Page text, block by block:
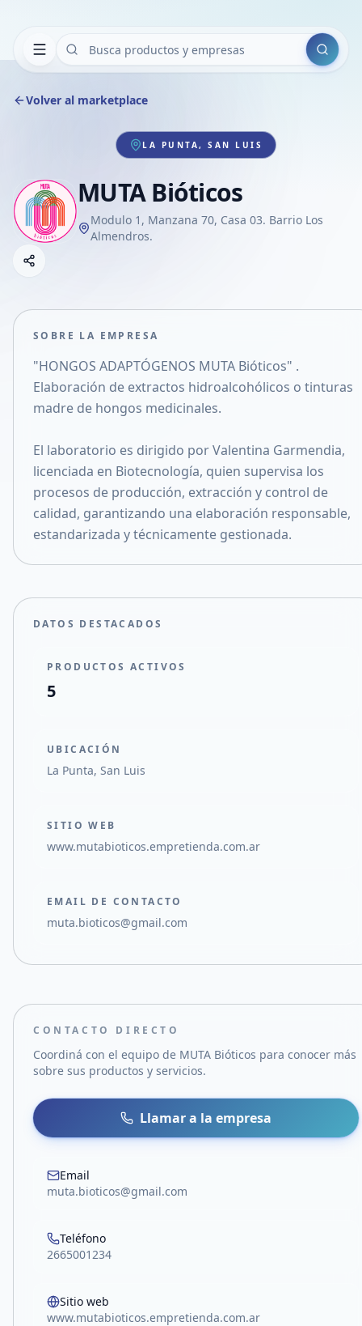
Buscar
Volver al marketplace
LA PUNTA, SAN LUIS
MUTA Bióticos
Modulo 1, Manzana 70, Casa 03. Barrio Los
Almendros.
Compartir empresa
Compartir en X
SOBRE LA EMPRESA
"HONGOS ADAPTÓGENOS MUTA Bióticos" .
Elaboración de extractos hidroalcohólicos o tinturas
madre de hongos medicinales.
El laboratorio es dirigido por Valentina Garmendia,
licenciada en Biotecnología, quien supervisa los
procesos de producción, extracción y control de
calidad, garantizando una elaboración responsable,
estandarizada y técnicamente gestionada.
DATOS DESTACADOS
PRODUCTOS ACTIVOS
5
UBICACIÓN
La Punta, San Luis
SITIO WEB
www.mutabioticos.empretienda.com.ar
EMAIL DE CONTACTO
muta.bioticos@gmail.com
CONTACTO DIRECTO
Coordiná con el equipo de MUTA Bióticos para conocer más
sobre sus productos y servicios.
Llamar a la empresa
Email
muta.bioticos@gmail.com
Teléfono
2665001234
Sitio web
www.mutabioticos.empretienda.com.ar